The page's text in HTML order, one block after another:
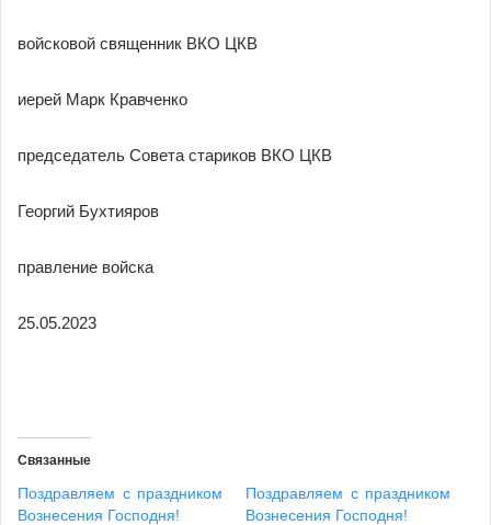
войсковой священник ВКО ЦКВ
иерей Марк Кравченко
председатель Совета стариков ВКО ЦКВ
Георгий Бухтияров
правление войска
25.05.2023
Связанные
Поздравляем с праздником
Вознесения Господня!
Поздравляем с праздником
Вознесения Господня!